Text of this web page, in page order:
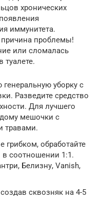
хронических
иммунитета.
причина проблемы!
или сломалась
туалете.
уборку с
Разведите средство
Для лучшего
мешочки с
травами.
обработайте
соотношении 1:1.
Белизну, Vanish,
сквозняк на 4-5